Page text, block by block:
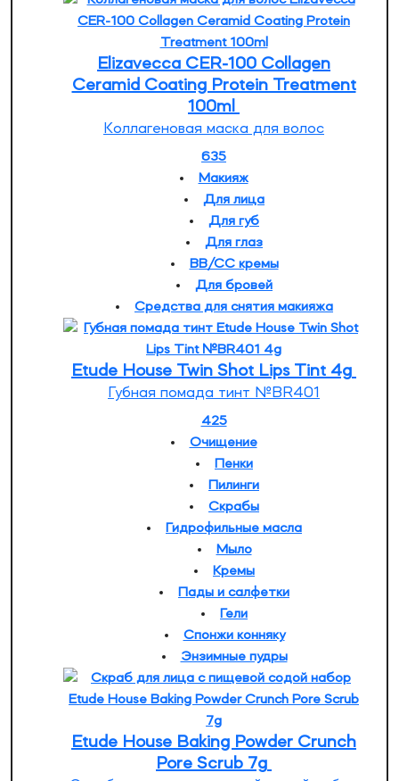
Elizavecca CER-100 Collagen
Ceramid Coating Protein Treatment
100ml
Коллагеновая маска для волос
635
Макияж
Для лица
Для губ
Для глаз
BB/CC кремы
Для бровей
Средства для снятия макияжа
Etude House Twin Shot Lips Tint 4g
Губная помада тинт №BR401
425
Очищение
Пенки
Пилинги
Скрабы
Гидрофильные масла
Мыло
Кремы
Пады и салфетки
Гели
Спонжи конняку
Энзимные пудры
Etude House Baking Powder Crunch
Pore Scrub 7g